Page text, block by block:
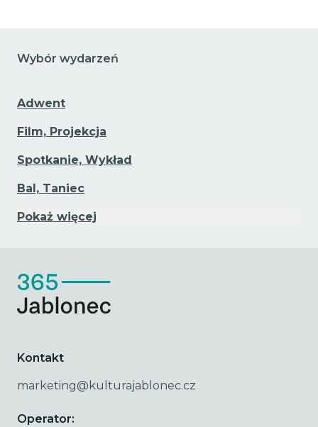
Wybór wydarzeń
Adwent
Film, Projekcja
Spotkanie, Wykład
Bal, Taniec
Pokaż więcej
Kontakt
marketing@kulturajablonec.cz
Operator: